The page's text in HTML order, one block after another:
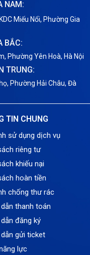
NAM:
Miếu Nổi, Phường Gia
BẮC:
Phường Yên Hoà, Hà Nội
TRUNG:
Phường Hải Châu, Đà
TIN CHUNG
sử dụng dịch vụ
riêng tư
khiếu nại
hoàn tiền
chống thư rác
thanh toán
đăng ký
gửi ticket
lực